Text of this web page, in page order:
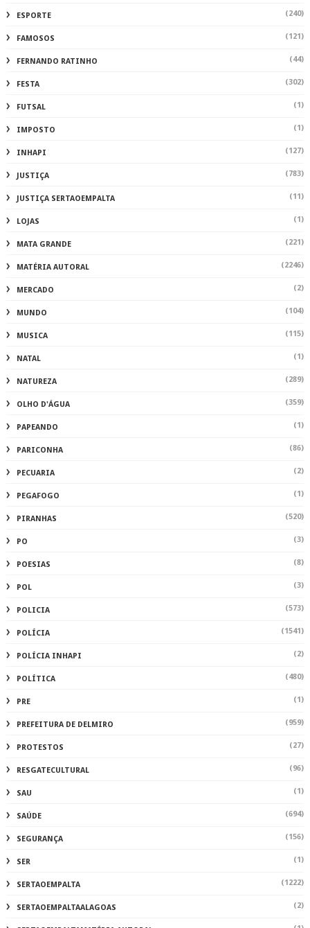
ESPORTE (240)
FAMOSOS (121)
FERNANDO RATINHO (44)
FESTA (302)
FUTSAL (1)
IMPOSTO (1)
INHAPI (127)
JUSTIÇA (783)
JUSTIÇA SERTAOEMPALTA (11)
LOJAS (1)
MATA GRANDE (221)
MATÉRIA AUTORAL (2246)
MERCADO (2)
MUNDO (104)
MUSICA (115)
NATAL (1)
NATUREZA (289)
OLHO D'ÁGUA (359)
PAPEANDO (1)
PARICONHA (86)
PECUARIA (2)
PEGAFOGO (1)
PIRANHAS (520)
PO (3)
POESIAS (8)
POL (3)
POLICIA (573)
POLÍCIA (1541)
POLÍCIA INHAPI (2)
POLÍTICA (480)
PRE (1)
PREFEITURA DE DELMIRO (959)
PROTESTOS (27)
RESGATECULTURAL (96)
SAU (1)
SAÚDE (694)
SEGURANÇA (156)
SER (1)
SERTAOEMPALTA (1222)
SERTAOEMPALTAALAGOAS (2)